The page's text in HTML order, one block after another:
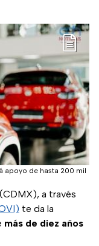
apoyo de hasta 200 mil
(CDMX), a través
te da la
más de diez años